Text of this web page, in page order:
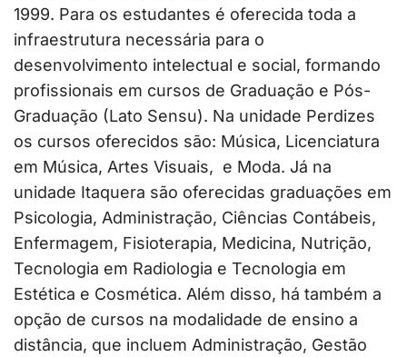
1999. Para os estudantes é oferecida toda a
infraestrutura necessária para o
desenvolvimento intelectual e social, formando
profissionais em cursos de Graduação e Pós-
Graduação (Lato Sensu). Na unidade Perdizes
os cursos oferecidos são: Música, Licenciatura
em Música, Artes Visuais, e Moda. Já na
unidade Itaquera são oferecidas graduações em
Psicologia, Administração, Ciências Contábeis,
Enfermagem, Fisioterapia, Medicina, Nutrição,
Tecnologia em Radiologia e Tecnologia em
Estética e Cosmética. Além disso, há também a
opção de cursos na modalidade de ensino a
distância, que incluem Administração, Gestão